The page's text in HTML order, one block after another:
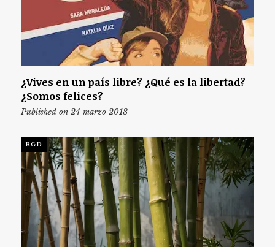
¿Vives en un país libre? ¿Qué es la libertad?
¿Somos felices?
Published on 24 marzo 2018
BGD